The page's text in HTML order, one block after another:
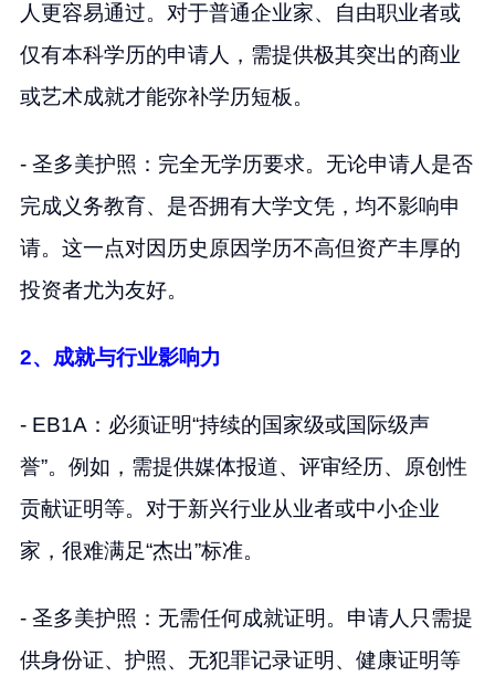
人更容易通过。对于普通企业家、自由职业者或
仅有本科学历的申请人，需提供极其突出的商业
或艺术成就才能弥补学历短板。
- 圣多美护照：完全无学历要求。无论申请人是否
完成义务教育、是否拥有大学文凭，均不影响申
请。这一点对因历史原因学历不高但资产丰厚的
投资者尤为友好。
2、成就与行业影响力
- EB1A：必须证明“持续的国家级或国际级声
誉”。例如，需提供媒体报道、评审经历、原创性
贡献证明等。对于新兴行业从业者或中小企业
家，很难满足“杰出”标准。
- 圣多美护照：无需任何成就证明。申请人只需提
供身份证、护照、无犯罪记录证明、健康证明等